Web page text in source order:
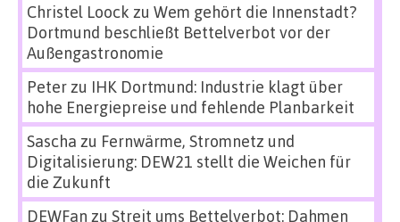
Christel Loock zu Wem gehört die Innenstadt?
Dortmund beschließt Bettelverbot vor der
Außengastronomie
Peterzu IHK Dortmund: Industrie klagt über
hohe Energiepreise und fehlende Planbarkeit
Sascha zu Fernwärme, Stromnetz und
Digitalisierung: DEW21 stellt die Weichen für
die Zukunft
DEWFan zu Streit ums Bettelverbot: Dahmen